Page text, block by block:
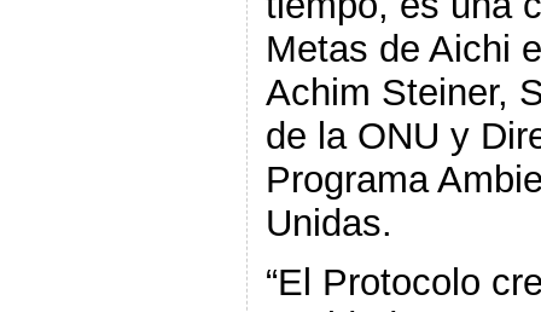
Metas de Aichi
Achim Steiner,
de la ONU y
Programa
Unidas.
“El Protocolo